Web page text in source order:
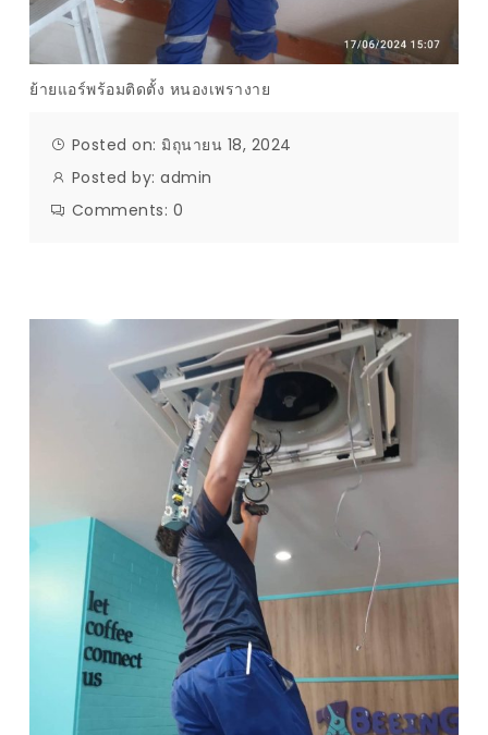
ย้ายแอร์พร้อมติดตั้ง หนองเพรางาย
Posted on: มิถุนายน 18, 2024
Posted by:admin
Comments: 0